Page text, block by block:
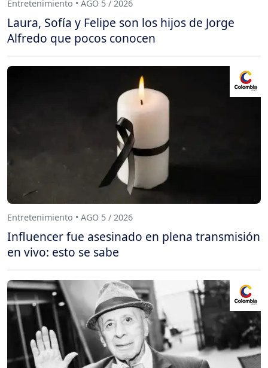
Entretenimiento • AGO 5 / 2026
Laura, Sofía y Felipe son los hijos de Jorge
Alfredo que pocos conocen
Entretenimiento • AGO 5 / 2026
Influencer fue asesinado en plena transmisión
en vivo: esto se sabe